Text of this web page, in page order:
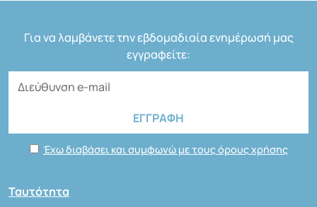
Για να λαμβάνετε την εβδομαδιαία ενημέρωσή μας
εγγραφείτε:
Έχω διαβάσει και συμφωνώ με τους όρους χρήσης
Ταυτότητα